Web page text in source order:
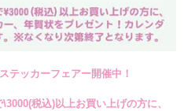
テッカーフェアー開催中！
税込)以上お買い上げの方に、